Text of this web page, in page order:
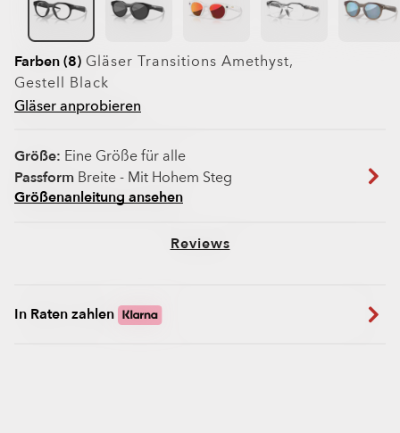
Farben (8) Gläser Transitions Amethyst,
Gestell Black
Gläser anprobieren
Größe: Eine Größe für alle
Passform Breite - Mit Hohem Steg
Größenanleitung ansehen
Reviews
In Raten zahlen